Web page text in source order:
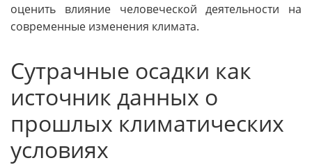
оценить влияние человеческой деятельности на
современные изменения климата.
Сутрачные осадки как
источник данных о
прошлых климатических
условиях